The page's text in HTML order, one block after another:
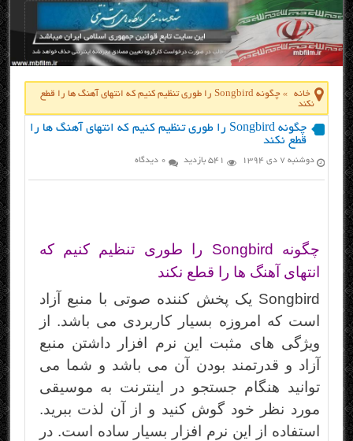
خانه »
چگونه Songbird را طوری تنظیم کنیم که انتهای آهنگ ها را قطع
نکند
چگونه Songbird را طوری تنظیم کنیم که انتهای آهنگ ها را
قطع نکند
دوشنبه ۷ دی ۱۳۹۴ 541 بازدید 0 دیدگاه
چگونه Songbird را طوری تنظیم کنیم که
انتهای آهنگ ها را قطع نکند
Songbird یک پخش کننده صوتی با منبع آزاد
است که امروزه بسیار کاربردی می باشد. از
ویژگی های مثبت این نرم افزار داشتن منبع
آزاد و قدرتمند بودن آن می باشد و شما می
توانید هنگام جستجو در اینترنت به موسیقی
مورد نظر خود گوش کنید و از آن لذت ببرید.
استفاده از این نرم افزار بسیار ساده است. در